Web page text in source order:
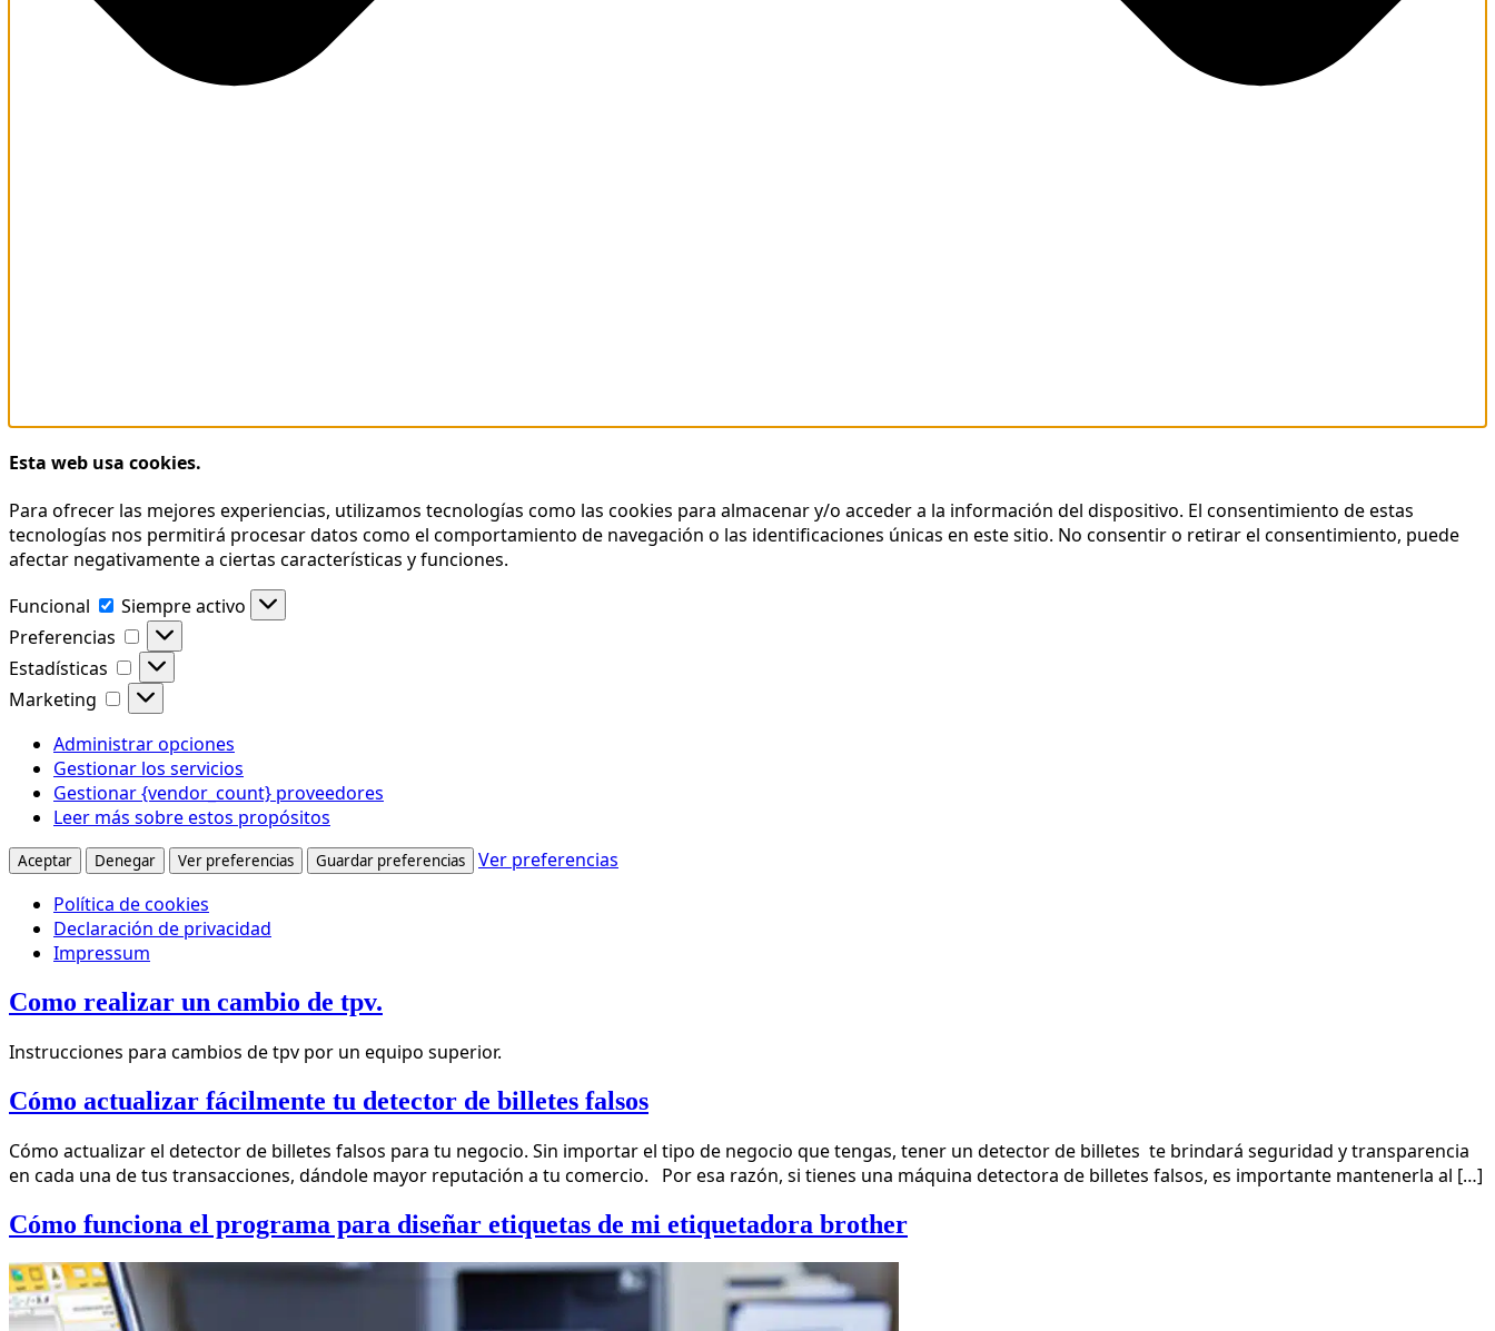
Esta web usa cookies.
Para ofrecer las mejores experiencias, utilizamos tecnologías como las cookies para almacenar y/o acceder a la información del dispositivo. El consentimiento de estas
tecnologías nos permitirá procesar datos como el comportamiento de navegación o las identificaciones únicas en este sitio. No consentir o retirar el consentimiento, puede
afectar negativamente a ciertas características y funciones.
Funcional
Funcional
Siempre activo
Preferencias
Preferencias
Estadísticas
Estadísticas
Marketing
Marketing
Administrar opciones
Gestionar los servicios
Gestionar {vendor_count} proveedores
Leer más sobre estos propósitos
Aceptar Denegar Ver preferencias Guardar preferencias
Ver preferencias
Política de cookies
Declaración de privacidad
Impressum
Ir
al
contenido
Como realizar un cambio de tpv.
Instrucciones para cambios de tpv por un equipo superior.
Cómo actualizar fácilmente tu detector de billetes falsos
Cómo actualizar el detector de billetes falsos para tu negocio. Sin importar el tipo de negocio que tengas, tener un detector de billetes te brindará seguridad y transparencia
en cada una de tus transacciones, dándole mayor reputación a tu comercio. Por esa razón, si tienes una máquina detectora de billetes falsos, es importante mantenerla al […]
Cómo funciona el programa para diseñar etiquetas de mi etiquetadora brother